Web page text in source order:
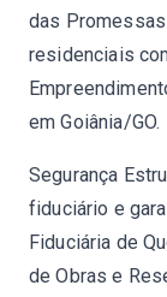
das
residenciais
em Goiânia/GO.
Segurança
fiduciário e
Fiduciária de
de Obras e